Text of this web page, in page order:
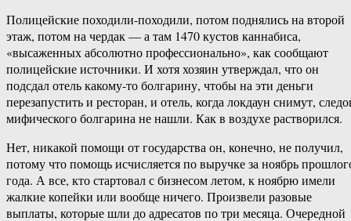
Полицейские походили-походили, потом поднялись на второй
этаж, потом на чердак — а там 1470 кустов каннабиса,
«высаженных абсолютно профессионально», как сообщают
полицейские источники. И хотя хозяин утверждал, что он
подсдал отель какому-то болгарину, чтобы на эти деньги
перезапустить и ресторан, и отель, когда локдаун снимут,
мифического болгарина не нашли. Как в воздухе растворился.
Нет, никакой помощи от государства он, конечно, не получил,
потому что помощь исчисляется по выручке за ноябрь
года. А все, кто стартовал с бизнесом летом, к ноябрю имели
жалкие копейки или вообще ничего. Произвели разовые
выплаты, которые шли до адресатов по три месяца. Очередной